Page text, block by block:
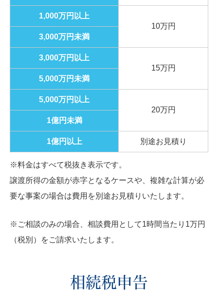
1,000万円以上
10万円
3,000万円未満
3,000万円以上
15万円
5,000万円未満
5,000万円以上
20万円
1億円未満
1億円以上 別途お見積り
※料金はすべて税抜き表示です。
譲渡所得の金額が赤字となるケースや、複雑な計算が必
要な事案の場合は費用を別途お見積りいたします。
※ご相談のみの場合、相談費用として1時間当たり1万円
（税別）をご請求いたします。
相続税申告